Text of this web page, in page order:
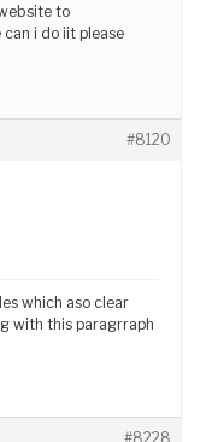
to
i do iit please
#8120
which aso clear
with this paragrraph
#8228